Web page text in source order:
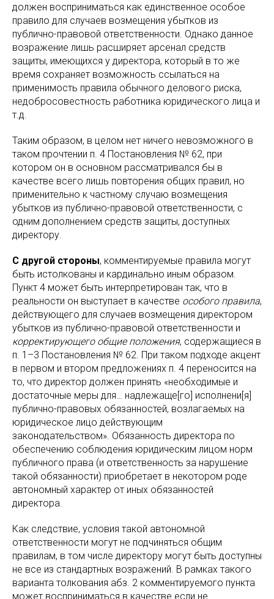
должен восприниматься как единственное особое
правило для случаев возмещения убытков из
публично-правовой ответственности. Однако данное
возражение лишь расширяет арсенал средств
защиты, имеющихся у директора, который в то же
время сохраняет возможность ссылаться на
применимость правила обычного делового риска,
недобросовестность работника юридического лица и
т.д.
Таким образом, в целом нет ничего невозможного в
таком прочтении п. 4 Постановления № 62, при
котором он в основном рассматривался бы в
качестве всего лишь повторения общих правил, но
применительно к частному случаю возмещения
убытков из публично-правовой ответственности, с
одним дополнением средств защиты, доступных
директору.
С другой стороны, комментируемые правила могут
быть истолкованы и кардинально иным образом.
Пункт 4 может быть интерпретирован так, что в
реальности он выступает в качестве особого правила,
действующего для случаев возмещения директором
убытков из публично-правовой ответственности и
корректирующего общие положения, содержащиеся в
п. 1–3 Постановления № 62. При таком подходе акцент
в первом и втором предложениях п. 4 переносится на
то, что директор должен принять «необходимые и
достаточные меры для… надлежаще[го] исполнени[я]
публично-правовых обязанностей, возлагаемых на
юридическое лицо действующим
законодательством». Обязанность директора по
обеспечению соблюдения юридическим лицом норм
публичного права (и ответственность за нарушение
такой обязанности) приобретает в некотором роде
автономный характер от иных обязанностей
директора.
Как следствие, условия такой автономной
ответственности могут не подчиняться общим
правилам, в том числе директору могут быть доступны
не все из стандартных возражений. В рамках такого
варианта толкования абз. 2 комментируемого пункта
может восприниматься в качестве если не